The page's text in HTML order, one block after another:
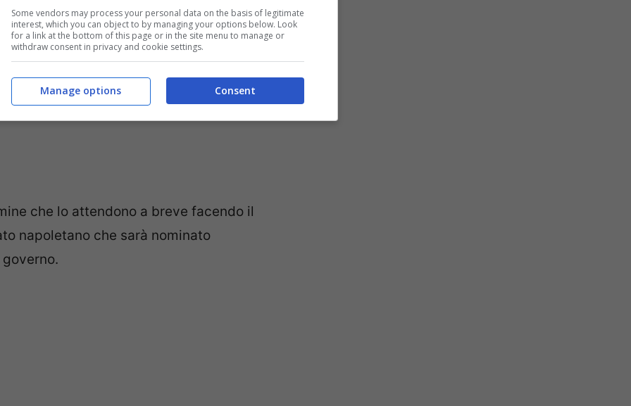
che lo attendono a breve facendo il
napoletano che sarà nominato
Some vendors may process your personal data on the basis of legitimate
interest, which you can object to by managing your options below. Look
for a link at the bottom of this page or in the site menu to manage or
withdraw consent in privacy and cookie settings.
Consent
Manage options